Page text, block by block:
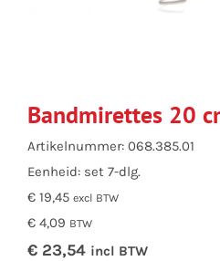
Bandmirettes 20
Artikelnummer: 068.385.01
Eenheid: set 7-dlg.
€ 19,45 excl BTW
€ 4,09 BTW
€ 23,54 incl BTW